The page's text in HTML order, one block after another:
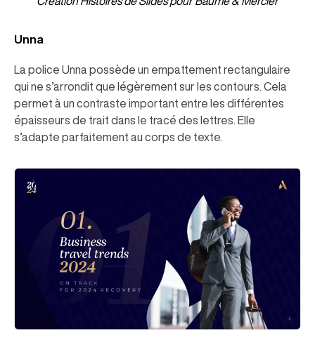
Unna
La police Unna possède un empattement rectangulaire
qui ne s’arrondit que légèrement sur les contours. Cela
permet à un contraste important entre les différentes
épaisseurs de trait dans le tracé des lettres. Elle
s’adapte parfaitement au corps de texte.